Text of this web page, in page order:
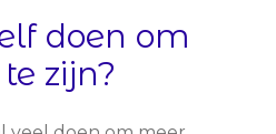
doen om
zijn?